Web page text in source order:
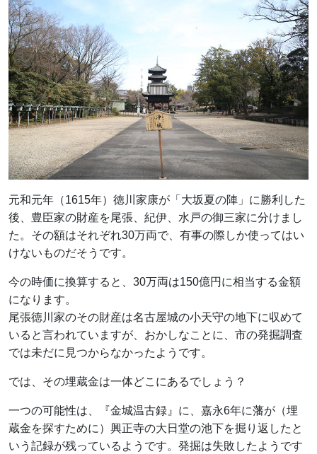
元和元年（1615年）徳川家康が「大坂夏の陣」に勝利した
後、豊臣家の財産を尾張、紀伊、水戸の御三家に分けまし
た。その額はそれぞれ30万両で、有事の際しか使ってはい
けないものだそうです。
今の時価に換算すると、30万両は150億円に相当する金額
になります。
尾張徳川家のその財産は名古屋城の小天守の地下に収めて
いると言われていますが、おかしなことに、市の発掘調査
では未だに見つからなかったようです。
では、その埋蔵金は一体どこにあるでしょう？
一つの可能性は、『金城温古録』に、嘉永6年に藩が（埋
蔵金を探すために）興正寺の大日堂の池下を掘り返したと
いう記録が残っているようです。発掘は失敗したようです